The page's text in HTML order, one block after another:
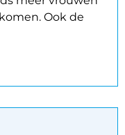
Ook de